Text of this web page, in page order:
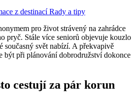
z destinacíRady a tipy
pro život strávený na zahrádce
pryč. Stále více seniorů objevuje kouzlo
současný svět nabízí. A překvapivě
být při plánování dobrodružství dokonce
cestují za pár korun